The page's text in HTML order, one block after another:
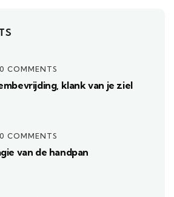
0 COMMENTS
klank van je ziel
0 COMMENTS
van de handpan